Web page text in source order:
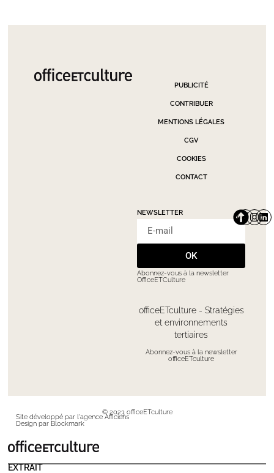
PUBLICITÉ
CONTRIBUER
MENTIONS LÉGALES
CGV
COOKIES
CONTACT
NEWSLETTER
OK
Abonnez-vous à la newsletter
OfficeETCulture
officeETculture - Stratégies
et environnements
tertiaires
Abonnez-vous à la newsletter
officeETculture
© 2023 officeETculture
Site développé par l'agence Afficiens
Design par Blockmark
EXTRAIT